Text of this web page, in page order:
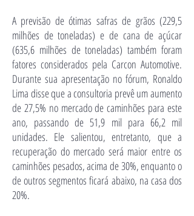
A previsão de ótimas safras de grãos (229,5
milhões de toneladas) e de cana de açúcar
(635,6 milhões de toneladas) também foram
fatores considerados pela Carcon Automotive.
Durante sua apresentação no fórum, Ronaldo
Lima disse que a consultoria prevê um aumento
de 27,5% no mercado de caminhões para este
ano, passando de 51,9 mil para 66,2 mil
unidades. Ele salientou, entretanto, que a
recuperação do mercado será maior entre os
caminhões pesados, acima de 30%, enquanto o
de outros segmentos ficará abaixo, na casa dos
20%.